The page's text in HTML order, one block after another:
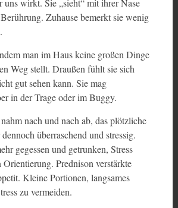
uns wirkt. Sie „sieht“ mit ihrer Nase
Zuhause bemerkt sie wenig
man im Haus keine großen Dinge
Weg stellt. Draußen fühlt sie sich
gut sehen kann. Sie mag
in der Trage oder im Buggy.
nach und nach ab, das plötzliche
überraschend und stressig.
gegessen und getrunken, Stress
Prednison verstärkte
Kleine Portionen, langsames
zu vermeiden.